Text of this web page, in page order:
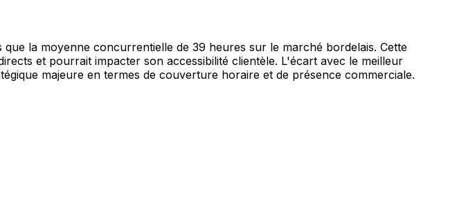
la moyenne concurrentielle de 39 heures sur le marché bordelais. Cette
et pourrait impacter son accessibilité clientèle. L'écart avec le meilleur
majeure en termes de couverture horaire et de présence commerciale.